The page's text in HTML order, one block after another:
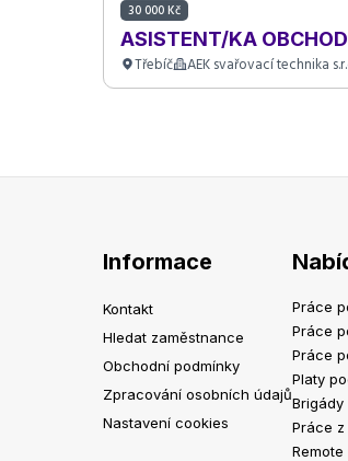
30 000 Kč
ASISTENT/KA
Třebíč AEK svařovací technika
Informace
Kontakt
Hledat zaměstnance
Obchodní podmínky
Zpracování osobních údajů
Nastavení cookies
Práce
Práce
Práce
Platy
Brigády
Práce z